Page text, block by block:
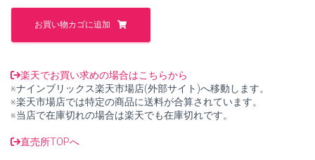
数
計
(講
座
数
学
考
お買い物カゴに追加
楽天でお買い求めの場合はこちらから
※ナインブリックス楽天市場店(外部サイト)へ移動します。
※楽天市場店では特定の商品に送料が合算されています。
※当店で在庫切れの場合は楽天でも在庫切れです。
直売所TOPへ